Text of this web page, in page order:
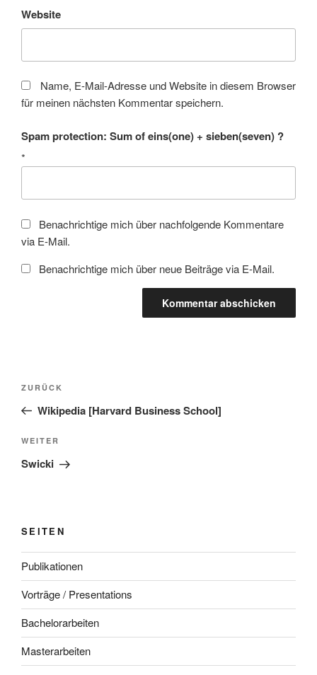
Website
Name, E-Mail-Adresse und Website in diesem Browser
für meinen nächsten Kommentar speichern.
Spam protection: Sum of eins(one) + sieben(seven) ?
*
Benachrichtige mich über nachfolgende Kommentare
via E-Mail.
Benachrichtige mich über neue Beiträge via E-Mail.
Beitragsnavigation
Vorheriger
Beitrag
ZURÜCK
Wikipedia [Harvard Business School]
Nächster
Beitrag
WEITER
Swicki
SEITEN
Publikationen
Vorträge / Presentations
Bachelorarbeiten
Masterarbeiten